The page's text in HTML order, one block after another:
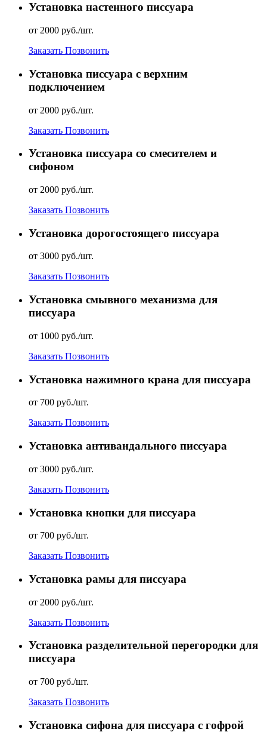
Установка настенного писсуара
от 2000 руб./шт.
Заказать Позвонить
Установка писсуара с верхним
подключением
от 2000 руб./шт.
Заказать Позвонить
Установка писсуара со смесителем и
сифоном
от 2000 руб./шт.
Заказать Позвонить
Установка дорогостоящего писсуара
от 3000 руб./шт.
Заказать Позвонить
Установка смывного механизма для
писсуара
от 1000 руб./шт.
Заказать Позвонить
Установка нажимного крана для писсуара
от 700 руб./шт.
Заказать Позвонить
Установка антивандального писсуара
от 3000 руб./шт.
Заказать Позвонить
Установка кнопки для писсуара
от 700 руб./шт.
Заказать Позвонить
Установка рамы для писсуара
от 2000 руб./шт.
Заказать Позвонить
Установка разделительной перегородки для
писсуара
от 700 руб./шт.
Заказать Позвонить
Установка сифона для писсуара с гофрой